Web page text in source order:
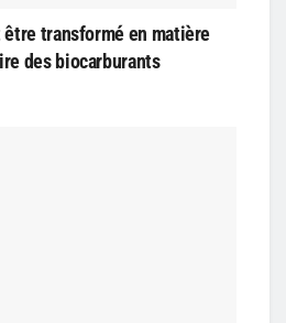
être transformé en matière
des biocarburants